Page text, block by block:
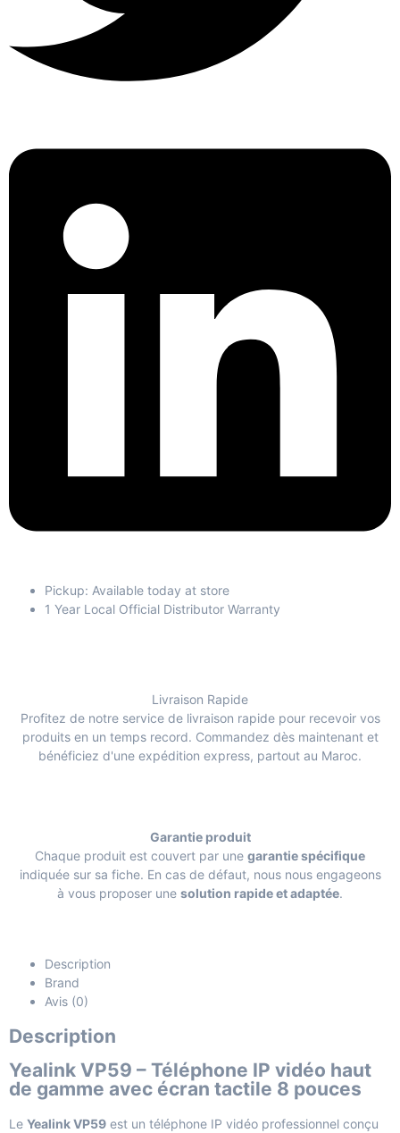
Pickup: Available today at store
1 Year Local Official Distributor Warranty
Livraison Rapide
Profitez de notre service de livraison rapide pour recevoir vos
produits en un temps record. Commandez dès maintenant et
bénéficiez d'une expédition express, partout au Maroc.
Garantie produit
Chaque produit est couvert par une garantie spécifique
indiquée sur sa fiche. En cas de défaut, nous nous engageons
à vous proposer une solution rapide et adaptée.
Description
Brand
Avis (0)
Description
Yealink VP59 – Téléphone IP vidéo haut
de gamme avec écran tactile 8 pouces
Le Yealink VP59 est un téléphone IP vidéo professionnel conçu